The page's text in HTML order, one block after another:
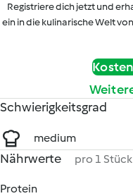
Registriere dich jetzt und
ein in die kulinarische Welt
Schwierigkeitsgrad
medium
Nährwerte pro 1 Stück
Protein